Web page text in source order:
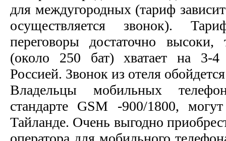
для междугородных (тариф
осуществляется звонок).
переговоры достаточно высоки,
(около 250 бат) хватает на 3-
Россией. Звонок из отеля
Владельцы мобильных
стандарте GSM -900/1800,
Тайланде. Очень выгодно